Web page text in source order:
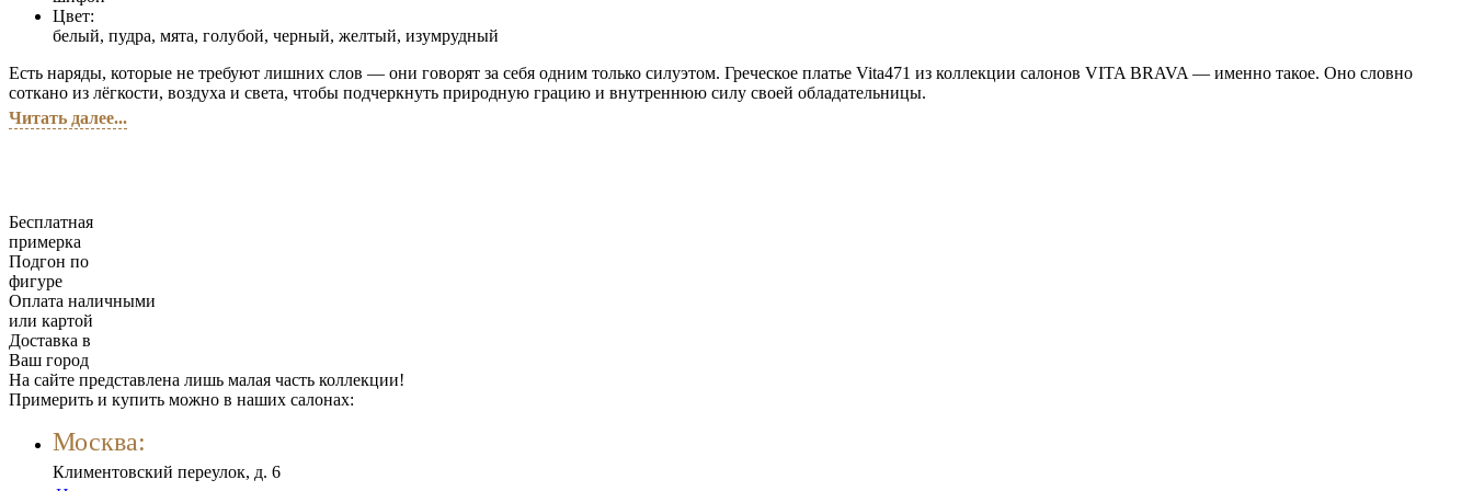
Цвет:
белый, пудра, мята, голубой, черный, желтый, изумрудный
Есть наряды, которые не требуют лишних слов — они говорят за себя одним только силуэтом. Греческое платье Vita471 из коллекции салонов VITA BRAVA — именно такое. Оно словно
соткано из лёгкости, воздуха и света, чтобы подчеркнуть природную грацию и внутреннюю силу своей обладательницы.
Читать далее...
Бесплатная
примерка
Подгон по
фигуре
Оплата наличными
или картой
Доставка в
Ваш город
На сайте представлена лишь малая часть коллекции!
Примерить и купить можно в наших салонах:
Москва:
Климентовский переулок, д. 6